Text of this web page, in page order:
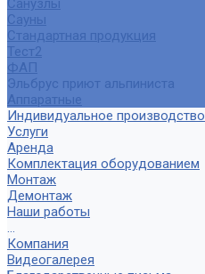
Санузлы
Сауны
Стандартная продукция
Тест2
ФАП
Эльбрус приют альпиниста
Аппаратные
Индивидуальное производство
Услуги
Аренда
Комплектация оборудованием
Монтаж
Демонтаж
Наши работы
...
Компания
Видеогалерея